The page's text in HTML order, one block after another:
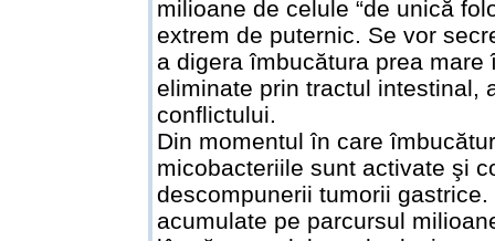
milioane de celule “de unică
extrem de puternic. Se vor
a digera îmbucătura prea
eliminate prin tractul intestinal,
conflictului.
Din momentul în care
micobacteriile sunt activate şi
descompunerii tumorii
acumulate pe parcursul